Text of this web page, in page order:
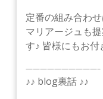
定番の組み合わ
マリアージュも
す♪ 皆様にもお付
——————————–
♪♪ blog裏話 ♪♪